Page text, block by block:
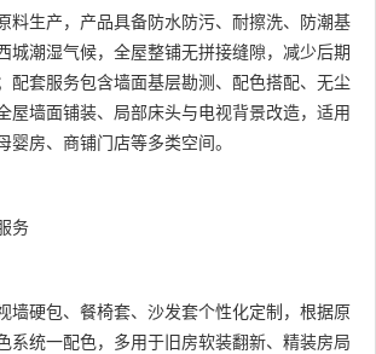
料生产，产品具备防水防污、耐擦洗、防潮基
城潮湿气候，全屋整铺无拼接缝隙，减少后期
配套服务包含墙面基层勘测、配色搭配、无尘
屋墙面铺装、局部床头与电视背景改造，适用
婴房、商铺门店等多类空间。
务
墙硬包、餐椅套、沙发套个性化定制，根据原
系统一配色，多用于旧房软装翻新、精装房局